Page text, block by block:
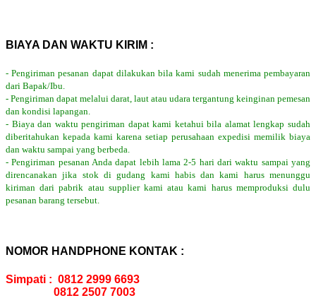
BIAYA DAN WAKTU KIRIM :
- Pengiriman pesanan dapat dilakukan bila kami sudah menerima pembayaran
dari Bapak/Ibu.
- Pengiriman dapat melalui darat, laut atau udara tergantung keinginan pemesan
dan kondisi lapangan.
- Biaya dan waktu pengiriman dapat kami ketahui bila alamat lengkap sudah
diberitahukan kepada kami karena setiap perusahaan expedisi memilik biaya
dan waktu sampai yang berbeda.
- Pengiriman pesanan Anda dapat lebih lama 2-5 hari dari waktu sampai yang
direncanakan jika stok di gudang kami habis dan kami harus menunggu
kiriman dari pabrik atau supplier kami atau kami harus memproduksi dulu
pesanan barang tersebut.
NOMOR HANDPHONE KONTAK :
Simpati : 0812 2999 6693
0812 2507 7003